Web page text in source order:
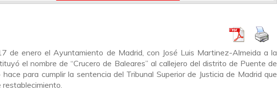
de enero el Ayuntamiento de Madrid, con José Luis Martinez-Almeida a la
el nombre de “Crucero de Baleares” al callejero del distrito de Puente de
hace para cumplir la sentencia del Tribunal Superior de Justicia de Madrid que